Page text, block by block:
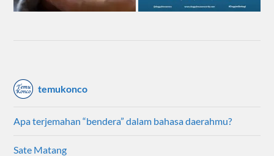
temukonco
Apa terjemahan “bendera” dalam bahasa daerahmu?
Sate Matang